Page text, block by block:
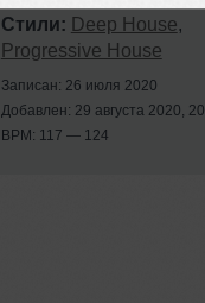
Стили: Deep House,
Progressive House
Записан: 26 июля 2020
Добавлен: 29 августа 2020,
BPM: 117 — 124